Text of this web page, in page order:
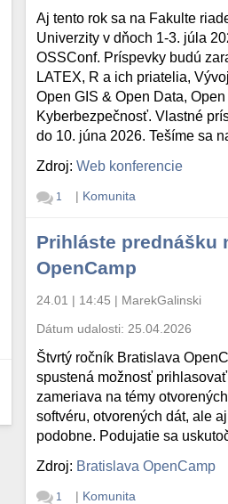
Aj tento rok sa na Fakulte
Univerzity v dňoch 1-3. júla
OSSConf. Príspevky budú
LATEX, R a ich priatelia,
Open GIS & Open Data,
Kyberbezpečnosť. Vlastné
do 10. júna 2026. Tešíme sa
Zdroj:Web konferencie
1 | Komunita
Prihláste prednášku
OpenCamp
24.01 | 14:45 | MarekGalinski
Dátum udalosti: 25.04.2026
Štvrtý ročník Bratislava
spustená možnosť
zameriava na témy
softvéru, otvorených dát, ale
podobne. Podujatie sa
Zdroj: Bratislava OpenCamp
1 | Komunita